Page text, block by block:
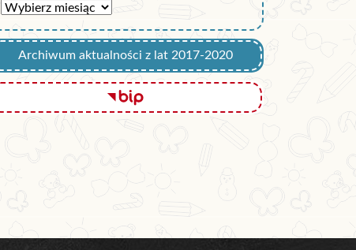
Archiwum
Archiwum aktualności z lat 2017-2020